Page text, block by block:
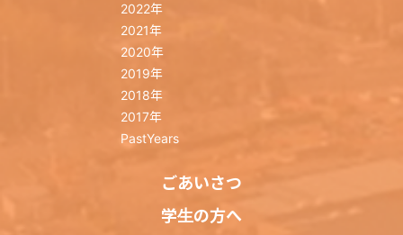
2022年
2021年
2020年
2019年
2018年
2017年
PastYears
ごあいさつ
学生の方へ